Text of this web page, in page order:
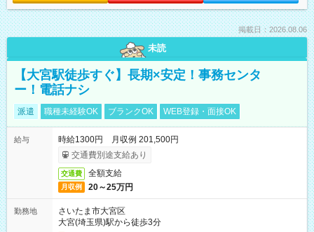
掲載日：2026.08.06
未読
【大宮駅徒歩すぐ】長期×安定！事務センタ
ー！電話ナシ
派遣 職種未経験OK ブランクOK WEB登録・面接OK
給与
時給1300円 月収例 201,500円
交通費別途支給あり
交通費 全額支給
月収例 20～25万円
勤務地
さいたま市大宮区
大宮(埼玉県)駅から徒歩3分